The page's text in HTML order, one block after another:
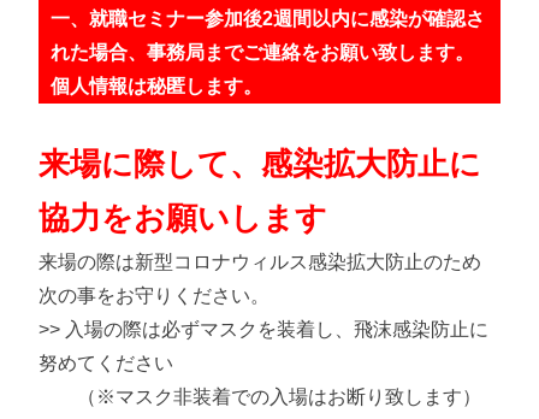
一、就職セミナー参加後2週間以内に感染が確認さ
れた場合、事務局までご連絡をお願い致します。
個人情報は秘匿します。
来場に際して、感染拡大防止に
協力をお願いします
来場の際は新型コロナウィルス感染拡大防止のため
次の事をお守りください。
>> 入場の際は必ずマスクを装着し、飛沫感染防止に
努めてください
（※マスク非装着での入場はお断り致します）